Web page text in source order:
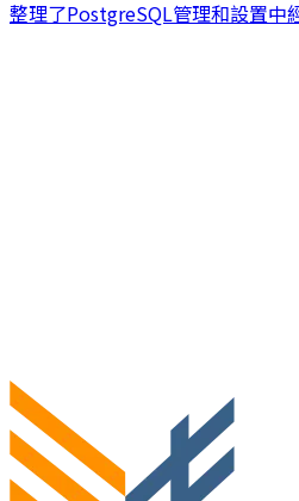
整理了PostgreSQL管理和設置中